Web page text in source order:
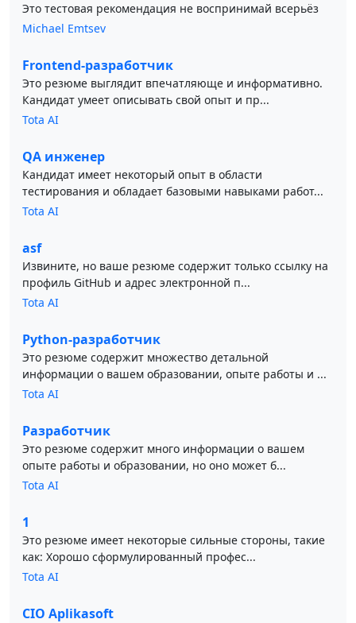
Это тестовая рекомендация не воспринимай всерьёз
Michael Emtsev
Frontend-разработчик
Это резюме выглядит впечатляюще и информативно.
Кандидат умеет описывать свой опыт и пр...
Tota AI
QA инженер
Кандидат имеет некоторый опыт в области
тестирования и обладает базовыми навыками работ...
Tota AI
asf
Извините, но ваше резюме содержит только ссылку на
профиль GitHub и адрес электронной п...
Tota AI
Python-разработчик
Это резюме содержит множество детальной
информации о вашем образовании, опыте работы и ...
Tota AI
Разработчик
Это резюме содержит много информации о вашем
опыте работы и образовании, но оно может б...
Tota AI
1
Это резюме имеет некоторые сильные стороны, такие
как: Хорошо сформулированный профес...
Tota AI
CIO Aplikasoft